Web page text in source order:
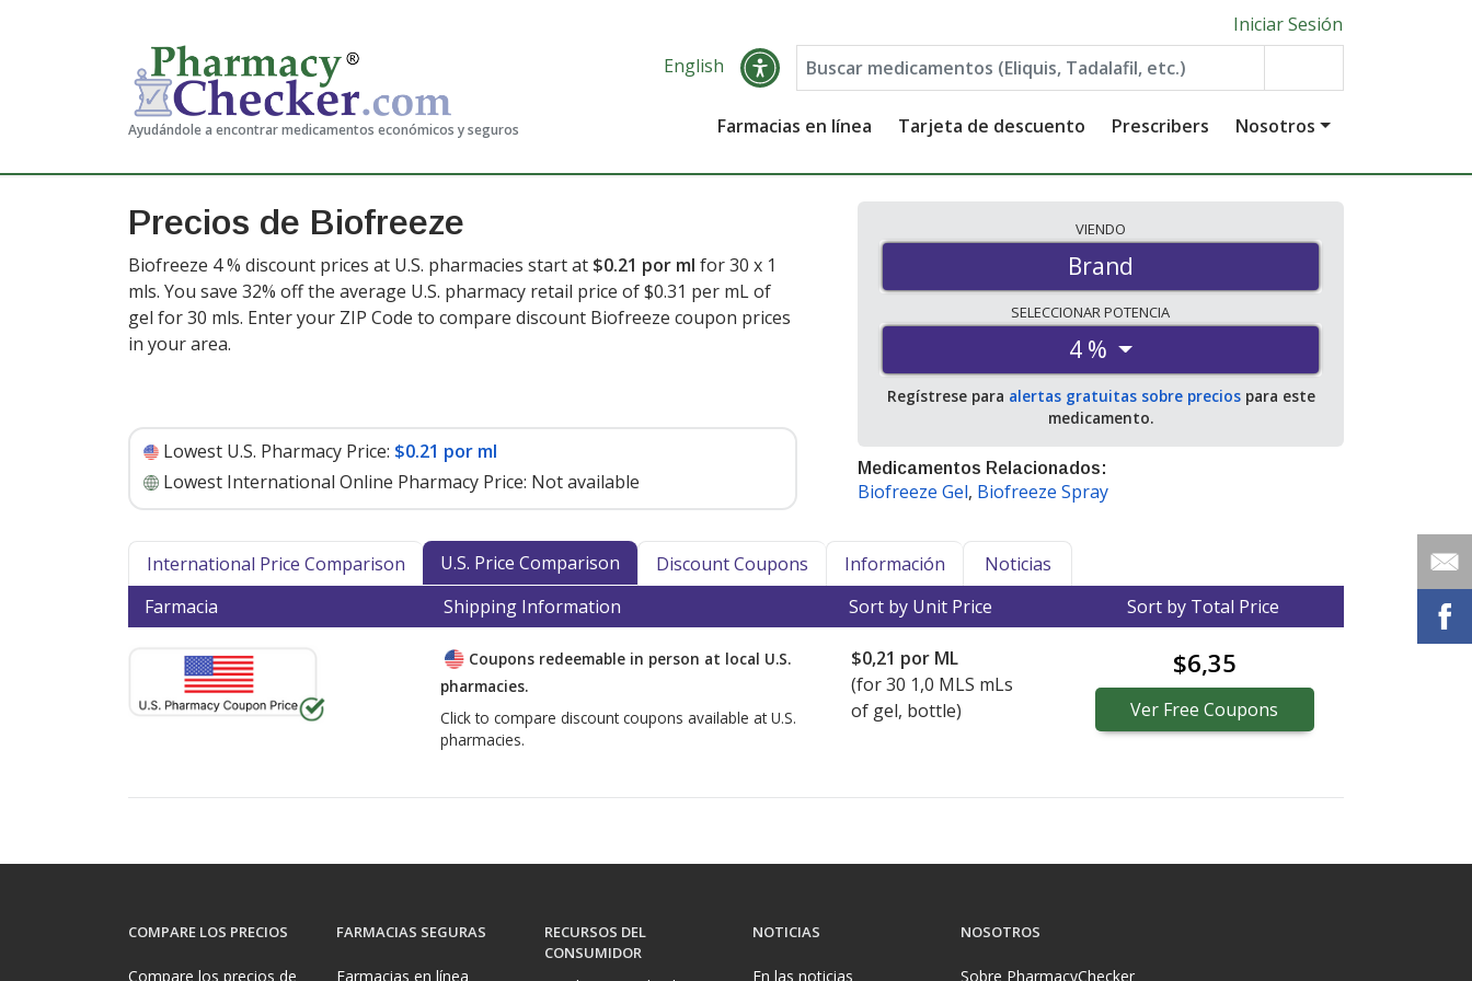
Ayudándole a encontrar medicamentos económicos y seguros
Iniciar Sesión
English
Farmacias en línea Tarjeta de descuento Prescribers Nosotros
Precios de Biofreeze
Biofreeze 4 % discount prices at U.S. pharmacies start at $0.21 por ml for 30 x 1
mls. You save 32% off the average U.S. pharmacy retail price of $0.31 per mL of
gel for 30 mls. Enter your ZIP Code to compare discount Biofreeze coupon prices
in your area.
Lowest U.S. Pharmacy Price: $0.21 por ml
Lowest International Online Pharmacy Price: Not available
VIENDO
Brand
SELECCIONARPOTENCIA
4 %
Regístrese para alertas gratuitas sobre preciospara este
medicamento.
Medicamentos Relacionados:
Biofreeze Gel, Biofreeze Spray
International Price Comparison U.S. Price Comparison Discount Coupons Información
Noticias
Farmacia
Shipping Information Sort by Unit Price Sort by Total Price
Coupons redeemable in person at local U.S.
pharmacies.
Click to compare discount coupons available at U.S.
pharmacies.
$0,21 por ML
(for30 1,0 MLS mLs
of gel, bottle)
$6,35
Ver Free Coupons
COMPARE LOS PRECIOS
Compare los precios de
FARMACIAS SEGURAS
Farmacias en línea
RECURSOS DEL
CONSUMIDOR
NOTICIAS
En las noticias
NOSOTROS
Sobre PharmacyChecker